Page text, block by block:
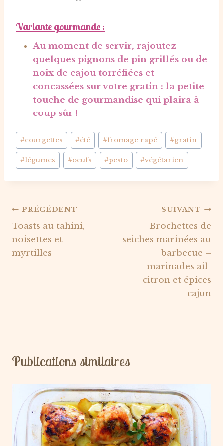
Variante gourmande :
Au moment de servir, rajoutez
quelques pignons de pin grillés ou de
noix de cajou torréfiées et
concassées sur votre gratin : la petite
touche de gourmandise qui plaira à
coup sûr !
Étiquettes
de
la
#courgettes #été #fromage rapé #gratin
#légumes #oeufs #pesto #végétarien
Navigation
de
l’article
PRÉCÉDENT
Toasts au tahini,
noisettes et
myrtilles
SUIVANT
Brochettes de
seiches marinées au
barbecue –
marinades ail-
citron et épices
cajun
Publications similaires